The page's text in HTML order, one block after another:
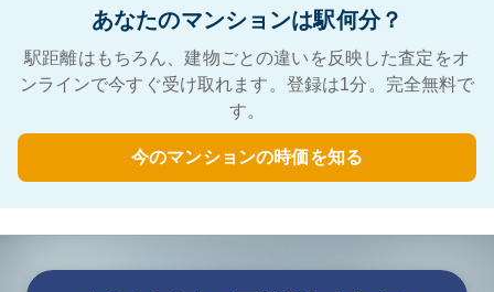
あなたのマンションは駅何分？
駅距離はもちろん、建物ごとの違いを反映した査定をオ
ンラインで今すぐ受け取れます。登録は1分。完全無料で
す。
今のマンションの時価を知る